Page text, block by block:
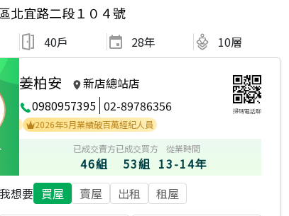
北宜路二段１０４號
40戶 28年 10層
姜柏安
新店總站店
0980957395 02-89786356 掃碼電話聊
2026年5月業績破百萬經紀人員
已成交賣方
46組
已成交買方
53組
從業時間
13-14年
我想要 買屋 賣屋 出租 租屋